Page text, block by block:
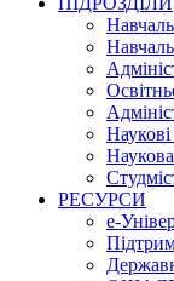
Наукові
Наукова
РЕСУРСИ
е-